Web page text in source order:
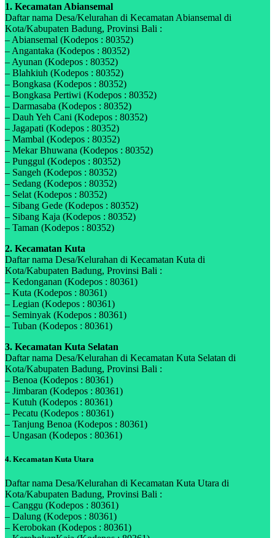
1. Kecamatan Abiansemal
Daftar nama Desa/Kelurahan di Kecamatan Abiansemal di
Kota/Kabupaten Badung, Provinsi Bali :
– Abiansemal (Kodepos : 80352)
– Angantaka (Kodepos : 80352)
– Ayunan (Kodepos : 80352)
– Blahkiuh (Kodepos : 80352)
– Bongkasa (Kodepos : 80352)
– Bongkasa Pertiwi (Kodepos : 80352)
– Darmasaba (Kodepos : 80352)
– Dauh Yeh Cani (Kodepos : 80352)
– Jagapati (Kodepos : 80352)
– Mambal (Kodepos : 80352)
– Mekar Bhuwana (Kodepos : 80352)
– Punggul (Kodepos : 80352)
– Sangeh (Kodepos : 80352)
– Sedang (Kodepos : 80352)
– Selat (Kodepos : 80352)
– Sibang Gede (Kodepos : 80352)
– Sibang Kaja (Kodepos : 80352)
– Taman (Kodepos : 80352)
2. Kecamatan Kuta
Daftar nama Desa/Kelurahan di Kecamatan Kuta di
Kota/Kabupaten Badung, Provinsi Bali :
– Kedonganan (Kodepos : 80361)
– Kuta (Kodepos : 80361)
– Legian (Kodepos : 80361)
– Seminyak (Kodepos : 80361)
– Tuban (Kodepos : 80361)
3. Kecamatan Kuta Selatan
Daftar nama Desa/Kelurahan di Kecamatan Kuta Selatan di
Kota/Kabupaten Badung, Provinsi Bali :
– Benoa (Kodepos : 80361)
– Jimbaran (Kodepos : 80361)
– Kutuh (Kodepos : 80361)
– Pecatu (Kodepos : 80361)
– Tanjung Benoa (Kodepos : 80361)
– Ungasan (Kodepos : 80361)
4. Kecamatan Kuta Utara
Daftar nama Desa/Kelurahan di Kecamatan Kuta Utara di
Kota/Kabupaten Badung, Provinsi Bali :
– Canggu (Kodepos : 80361)
– Dalung (Kodepos : 80361)
– Kerobokan (Kodepos : 80361)